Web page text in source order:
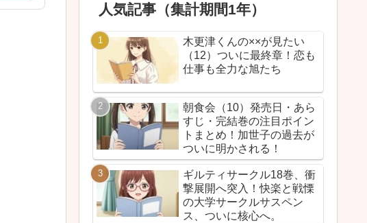
人気記事（集計期間1年）
木更津くんの××が見たい
（12）ついに最終章！恋も
仕事も全力な旭たち
朝食会（10）発売日・あら
すじ・完結巻の注目ポイン
トまとめ！加世子の過去が
ついに明かされる！
ギルティサークル18巻、衝
撃展開へ突入！快楽と戦慄
の大学サークルサスペン
ス、ついに核心へ。